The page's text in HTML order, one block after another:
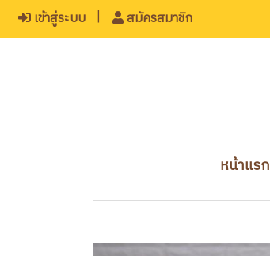
เข้าสู่ระบบ สมัครสมาชิก
หน้าแรก